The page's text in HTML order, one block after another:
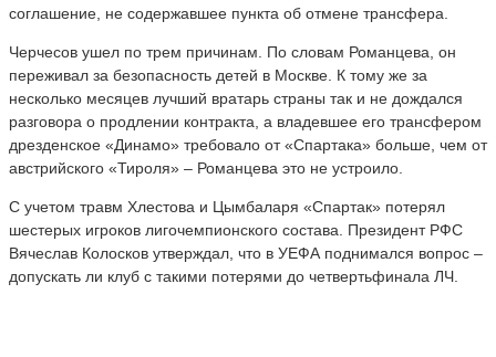
соглашение, не содержавшее пункта об отмене трансфера.
Черчесов ушел по трем причинам. По словам Романцева, он
переживал за безопасность детей в Москве. К тому же за
несколько месяцев лучший вратарь страны так и не дождался
разговора о продлении контракта, а владевшее его трансфером
дрезденское «Динамо» требовало от «Спартака» больше, чем от
австрийского «Тироля» – Романцева это не устроило.
С учетом травм Хлестова и Цымбаларя «Спартак» потерял
шестерых игроков лигочемпионского состава. Президент РФС
Вячеслав Колосков утверждал, что в УЕФА поднимался вопрос –
допускать ли клуб с такими потерями до четвертьфинала ЛЧ.